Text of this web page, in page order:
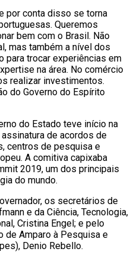
por conta disso se torna
Queremos
bem com o Brasil. Não
mas também a nível dos
para trocar experiências em
na área. No comércio
realizar investimentos.
do Governo do Espírito
do Estado teve início na
de acordos de
centros de pesquisa e
A comitiva capixaba
2019, um dos principais
do mundo.
os secretários de
e da Ciência, Tecnologia,
Cristina Engel; e pelo
de Amparo à Pesquisa e
Denio Rebello.